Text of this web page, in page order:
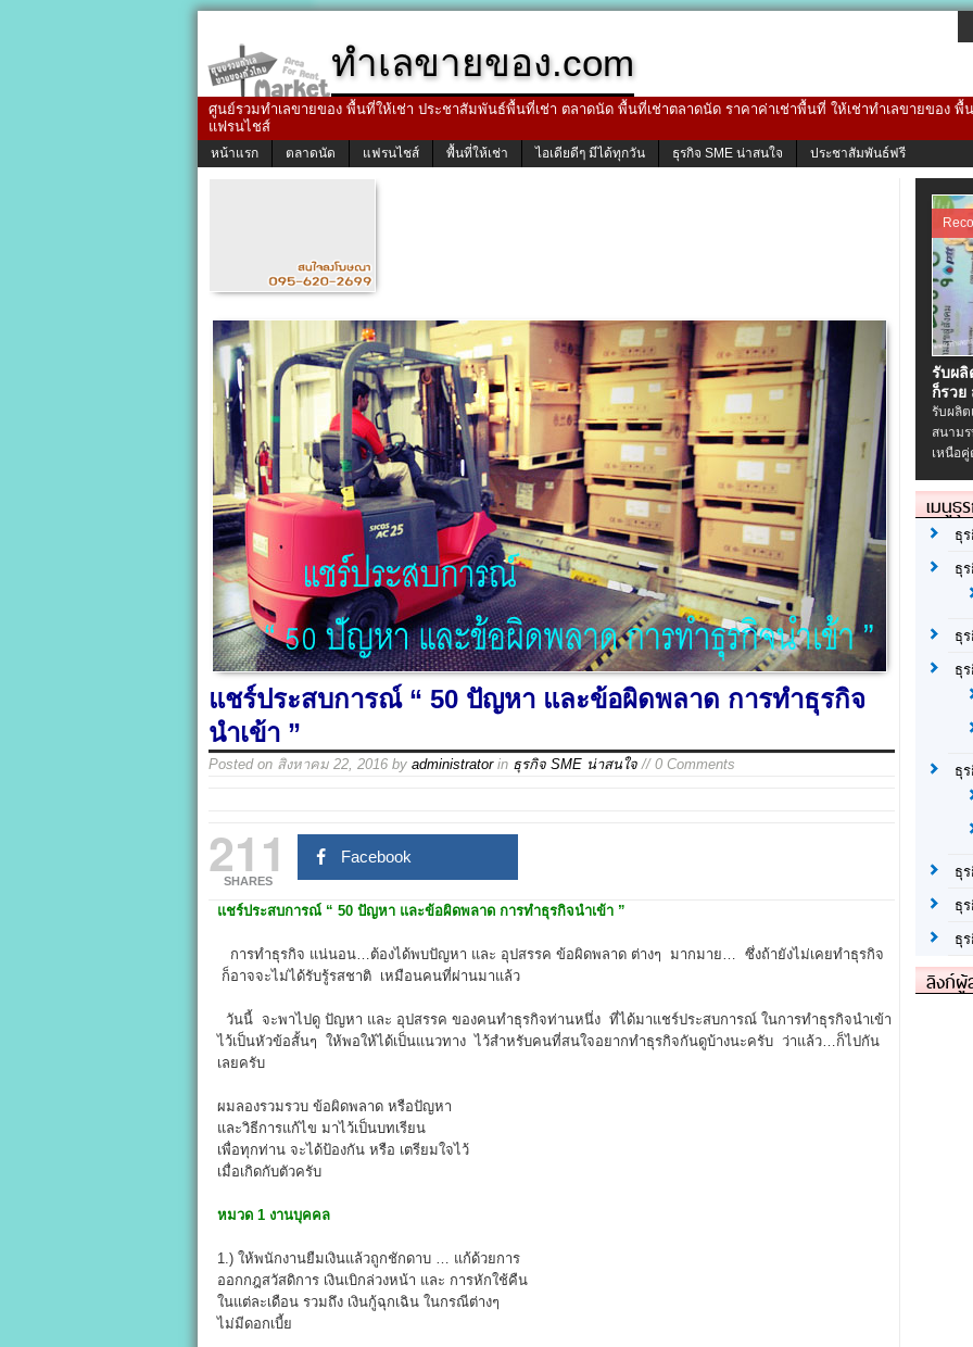
ทำเลขายของ.com
ศูนย์รวมทำเลขายของ พื้นที่ให้เช่า ประชาสัมพันธ์พื้นที่เช่า ตลาดนัด พื้นที่เช่าตลาดนัด ราคาค่าเช่าพื้นที่ ให้เช่าทำเลขายของ
แฟรนไชส์
หน้าแรก ตลาดนัด แฟรนไชส์ พื้นที่ให้เช่า ไอเดียดีๆ มีได้ทุกวัน ธุรกิจ SME น่าสนใจ ประชาสัมพันธ์ฟรี
แชร์ประสบการณ์ “ 50 ปัญหา และข้อผิดพลาด การทำธุรกิจ
นำเข้า ”
Posted on สิงหาคม 22, 2016 by administratorin ธุรกิจ SME น่าสนใจ // 0 Comments
211
SHARES
Facebook
แชร์ประสบการณ์ “ 50 ปัญหา และข้อผิดพลาด การทำธุรกิจนำเข้า ”
การทำธุรกิจ แน่นอน…ต้องได้พบปัญหา และ อุปสรรค ข้อผิดพลาด ต่างๆ มากมาย… ซึ่งถ้ายังไม่เคยทำธุรกิจ
ก็อาจจะไม่ได้รับรู้รสชาติ เหมือนคนที่ผ่านมาแล้ว
วันนี้ จะพาไปดู ปัญหา และ อุปสรรค ของคนทำธุรกิจท่านหนึ่ง ที่ได้มาแชร์ประสบการณ์ ในการทำธุรกิจนำเข้า
ไว้เป็นหัวข้อสั้นๆ ให้พอให้ได้เป็นแนวทาง ไว้สำหรับคนที่สนใจอยากทำธุรกิจกันดูบ้างนะครับ ว่าแล้ว…ก็ไปกัน
เลยครับ
ผมลองรวมรวบ ข้อผิดพลาด หรือปัญหา
และวิธีการแก้ไข มาไว้เป็นบทเรียน
เพื่อทุกท่าน จะได้ป้องกัน หรือ เตรียมใจไว้
เมื่อเกิดกับตัวครับ
หมวด 1 งานบุคคล
1.) ให้พนักงานยืมเงินแล้วถูกชักดาบ … แก้ด้วยการ
ออกกฎสวัสดิการ เงินเบิกล่วงหน้า และ การหักใช้คืน
ในแต่ละเดือน รวมถึง เงินกู้ฉุกเฉิน ในกรณีต่างๆ
ไม่มีดอกเบี้ย
รับผลิ
ก็รว
รับผลิ
สนาม
เหนือคู่
เมนูธุ
ธุ
ธุ
ธุ
ธุ
ธุ
ธุ
ธุ
ธุ
ลิงก์